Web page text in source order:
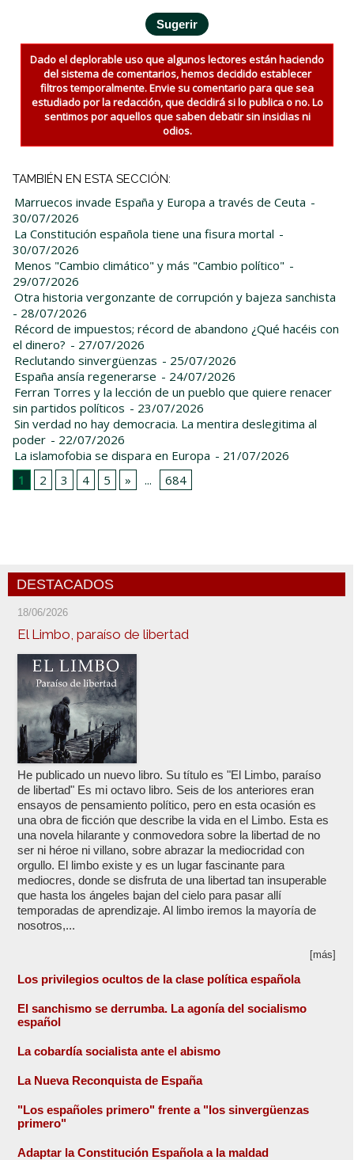
Dado el deplorable uso que algunos lectores están haciendo
del sistema de comentarios, hemos decidido establecer
filtros temporalmente. Envie su comentario para que sea
estudiado por la redacción, que decidirá si lo publica o no. Lo
sentimos por aquellos que saben debatir sin insidias ni
odios.
TAMBIÉN EN ESTA SECCIÓN:
Marruecos invade España y Europa a través de Ceuta -
30/07/2026
La Constitución española tiene una fisura mortal -
30/07/2026
Menos "Cambio climático" y más "Cambio político" -
29/07/2026
Otra historia vergonzante de corrupción y bajeza sanchista
- 28/07/2026
Récord de impuestos; récord de abandono ¿Qué hacéis con
el dinero? - 27/07/2026
Reclutando sinvergüenzas - 25/07/2026
España ansía regenerarse - 24/07/2026
Ferran Torres y la lección de un pueblo que quiere renacer
sin partidos políticos - 23/07/2026
Sin verdad no hay democracia. La mentira deslegitima al
poder - 22/07/2026
La islamofobia se dispara en Europa - 21/07/2026
1
2 3 4 5 » ... 684
DESTACADOS
18/06/2026
El Limbo, paraíso de libertad
He publicado un nuevo libro. Su título es "El Limbo, paraíso
de libertad" Es mi octavo libro. Seis de los anteriores eran
ensayos de pensamiento político, pero en esta ocasión es
una obra de ficción que describe la vida en el Limbo. Esta es
una novela hilarante y conmovedora sobre la libertad de no
ser ni héroe ni villano, sobre abrazar la mediocridad con
orgullo. El limbo existe y es un lugar fascinante para
mediocres, donde se disfruta de una libertad tan insuperable
que hasta los ángeles bajan del cielo para pasar allí
temporadas de aprendizaje. Al limbo iremos la mayoría de
nosotros,...
[más]
Los privilegios ocultos de la clase política española
El sanchismo se derrumba. La agonía del socialismo
español
La cobardía socialista ante el abismo
La Nueva Reconquista de España
"Los españoles primero" frente a "los sinvergüenzas
primero"
Adaptar la Constitución Española a la maldad